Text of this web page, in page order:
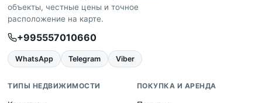
объекты, честные цены и точное
расположение на карте.
+995557010660
WhatsApp Telegram Viber
ТИПЫ НЕДВИЖИМОСТИ ПОКУПКА И АРЕНДА